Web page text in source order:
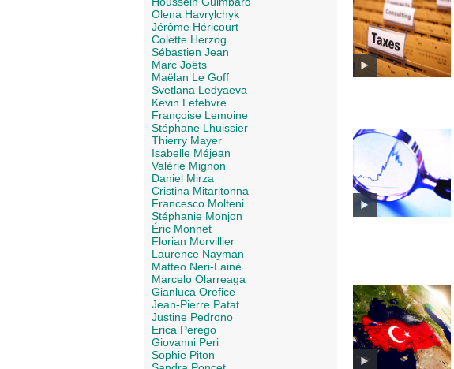
Olena Havrylchyk
Jérôme Héricourt
Colette Herzog
Sébastien Jean
Marc Joëts
Maëlan Le Goff
Svetlana Ledyaeva
Kevin Lefebvre
Françoise Lemoine
Stéphane Lhuissier
Thierry Mayer
Isabelle Méjean
Valérie Mignon
Daniel Mirza
Cristina Mitaritonna
Francesco Molteni
Stéphanie Monjon
Éric Monnet
Florian Morvillier
Laurence Nayman
Matteo Neri-Lainé
Marcelo Olarreaga
Gianluca Orefice
Jean-Pierre Patat
Justine Pedrono
Erica Perego
Giovanni Peri
Sophie Piton